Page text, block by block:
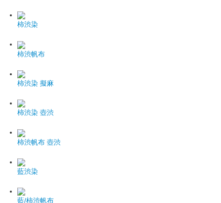
柿渋染
柿渋帆布
柿渋染 擬麻
柿渋染 壺渋
柿渋帆布 壺渋
藍渋染
藍/柿渋帆布